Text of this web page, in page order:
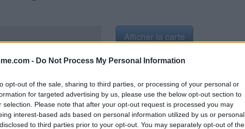
- Do Not Process My Personal Information
opt-out of the sale, sharing to third parties, or processing of your personal or
for targeted advertising by us, please use the below opt-out section to
selection. Please note that after your opt-out request is processed you may
interest-based ads based on personal information utilized by us or personal
to third parties prior to your opt-out. You may separately opt-out of the
Afficher la carte